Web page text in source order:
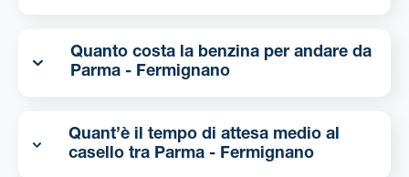
Quanto costa la benzina per andare da
Parma - Fermignano
Quant’è il tempo di attesa medio al
casello tra Parma - Fermignano